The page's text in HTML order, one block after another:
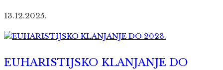
13.12.2025.
EUHARISTIJSKO KLANJANJE DO